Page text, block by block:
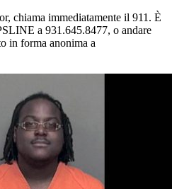
chiama immediatamente il 911. È
a 931.645.8477, o andare
in forma anonima a